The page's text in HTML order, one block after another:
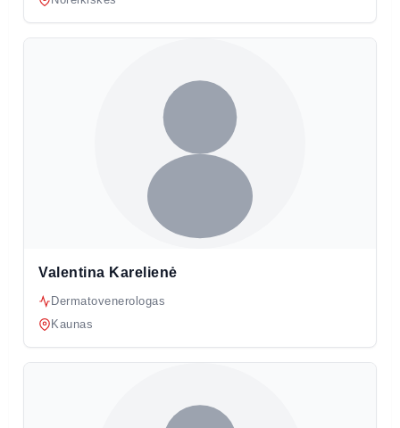
Valentina Karelienė
Dermatovenerologas
Kaunas